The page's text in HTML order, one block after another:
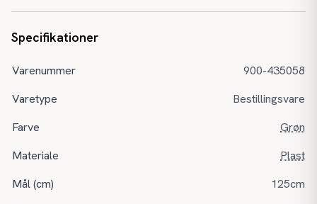
Specifikationer
Varenummer
900-435058
Varetype
Bestillingsvare
Farve
Grøn
Materiale
Plast
Mål (cm)
125cm